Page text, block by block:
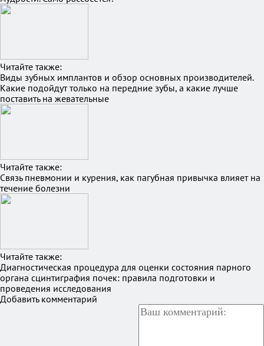
Читайте также:
Виды зубных имплантов и обзор основных производителей.
Какие подойдут только на передние зубы, а какие лучше
поставить на жевательные
Читайте также:
Связь пневмонии и курения, как пагубная привычка влияет на
течение болезни
Читайте также:
Диагностическая процедура для оценки состояния парного
органа сцинтиграфия почек: правила подготовки и
проведения исследования
Добавить комментарий